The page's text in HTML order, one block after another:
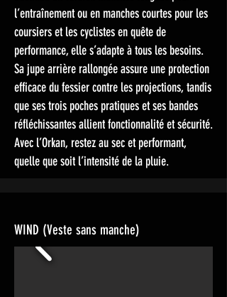
l’entraînement ou en manches courtes pour les
coursiers et les cyclistes en quête de
performance, elle s’adapte à tous les besoins.
Sa jupe arrière rallongée assure une protection
efficace du fessier contre les projections, tandis
que ses trois poches pratiques et ses bandes
réfléchissantes allient fonctionnalité et sécurité.
Avec l’Orkan, restez au sec et performant,
quelle que soit l’intensité de la pluie.
WIND (Veste sans manche)